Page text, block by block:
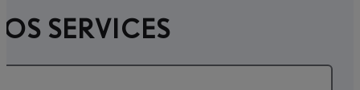
SERVICES